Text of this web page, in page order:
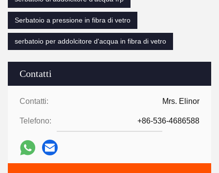
Contatti
Contatti: Mrs. Elinor
Telefono: +86-536-4686588
Serbatoio a pressione in fibra di vetro
serbatoio per addolcitore d'acqua in fibra di vetro